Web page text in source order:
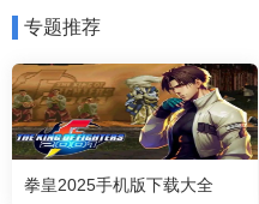
专题推荐
拳皇2025手机版下载大全